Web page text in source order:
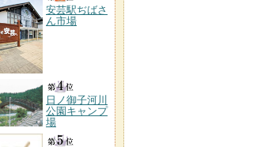
安芸駅ぢばさ
ん市場
日ノ御子河川
公園キャンプ
場